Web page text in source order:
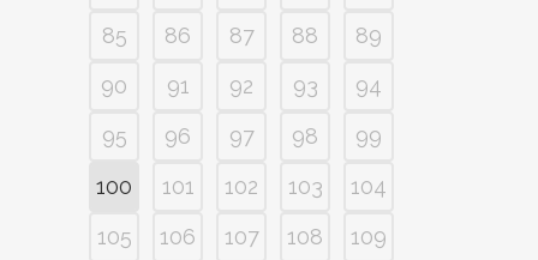
85
86 87 88
89
90
91 92 93
94
95
96 97 98
99
100
101 102 103
104
105
106 107 108
109